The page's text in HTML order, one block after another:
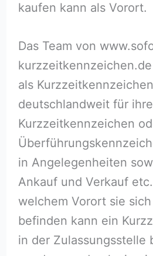
kaufen kann als Vorort.
Das Team von
als
deutschlandweit für ihre
Kurzzeitkennzeichen
in Angelegenheiten
Ankauf und Verkauf
welchem Vorort sie
befinden kann ein
in der Zulassungsstelle